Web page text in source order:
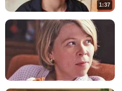
1:37